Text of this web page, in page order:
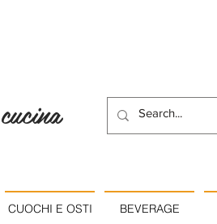
CUOCHI E OSTI BEVERAGE